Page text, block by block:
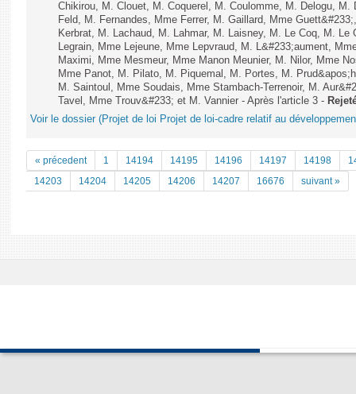
Chikirou, M. Clouet, M. Coquerel, M. Coulomme, M. Delogu, M.
Feld, M. Fernandes, Mme Ferrer, M. Gaillard, Mme
Kerbrat, M. Lachaud, M. Lahmar, M. Laisney, M. Le Coq, M. Le
Legrain, Mme Lejeune, Mme Lepvraud, M. L&#233;aument,
Maximi, Mme Mesmeur, Mme Manon Meunier, M. Nilor, Mme
Mme Panot, M. Pilato, M. Piquemal, M. Portes, M.
M. Saintoul, Mme Soudais, Mme Stambach-Terrenoir, M.
Tavel, Mme Trouv&#233; et M. Vannier - Après l'article 3 -
Voir le dossier (Projet de loi Projet de loi-cadre relatif au
« précedent 1 14194 14195 14196 14197 14198
14203
14204 14205 14206 14207 16676 suivant »